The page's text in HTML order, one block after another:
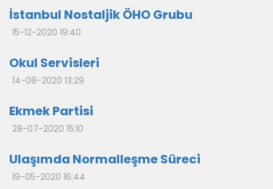
İstanbul Nostaljik ÖHO Grubu
15-12-2020 19:40
Okul Servisleri
14-08-2020 13:29
Ekmek Partisi
28-07-2020 15:10
Ulaşımda Normalleşme Süreci
19-05-2020 16:44